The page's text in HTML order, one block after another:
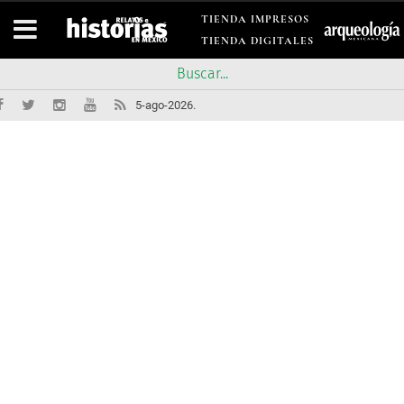
TIENDA IMPRESOS
TIENDA DIGITALES
5-ago-2026.